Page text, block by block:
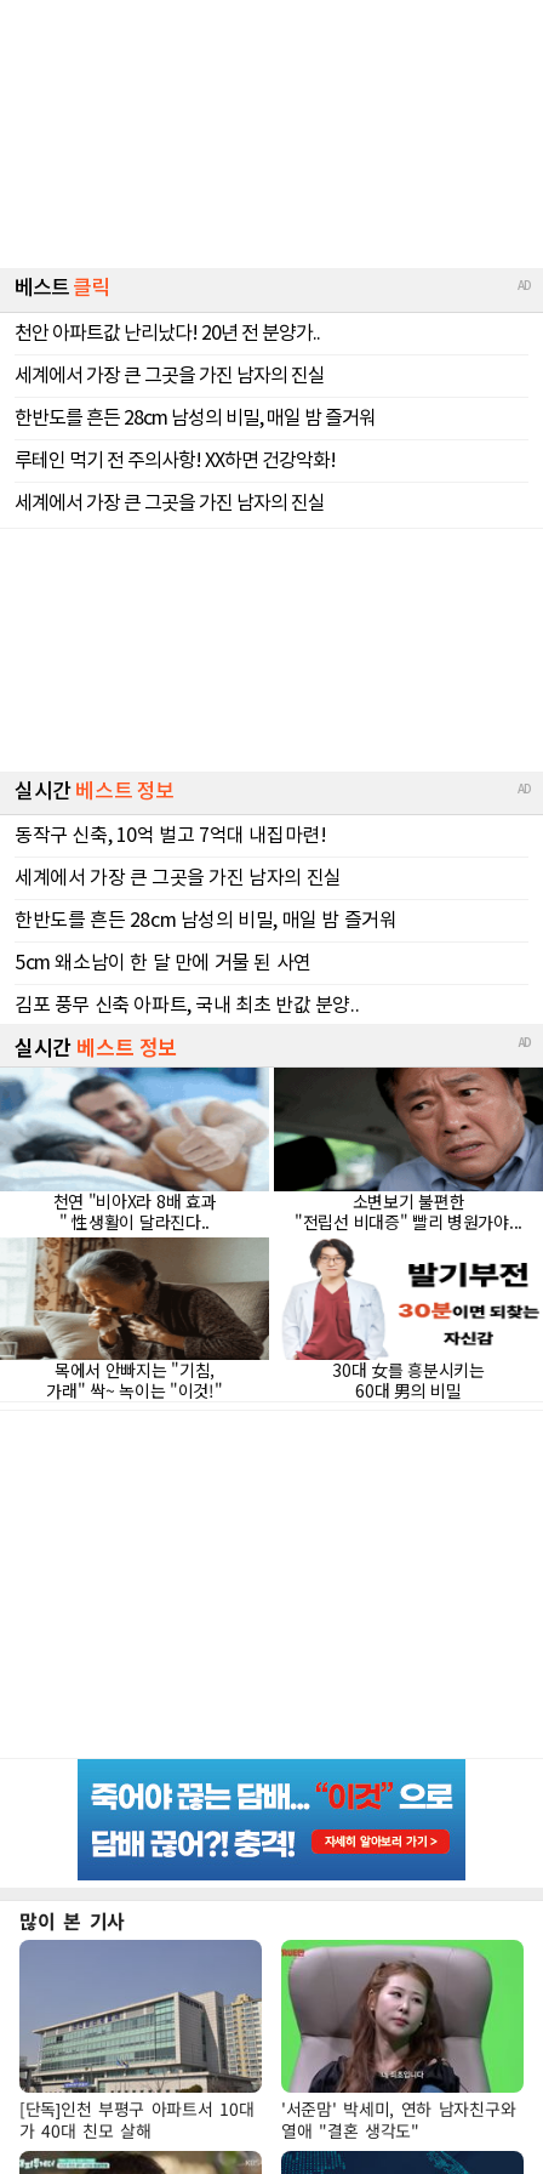
많이 본 기사
[단독]인천 부평구 아파트서 10대
가 40대 친모 살해
'서준맘' 박세미, 연하 남자친구와
열애 "결혼 생각도"